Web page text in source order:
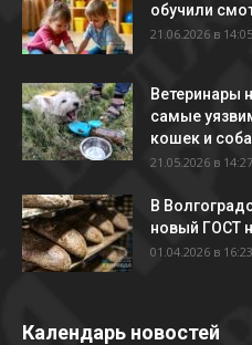
обучили
21.06.2026 в 14:05
Ветеринары
самые
кошек и
21.05.2026 в 14:27
В
новый ГОСТ
01.04.2026 в 16:23
Календарь новостей